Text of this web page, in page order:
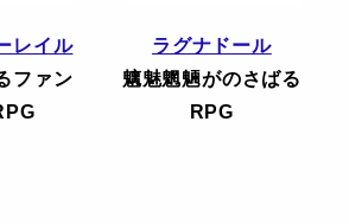
レイル
ファン
ラグナドール
魑魅魍魎がのさばる
RPG